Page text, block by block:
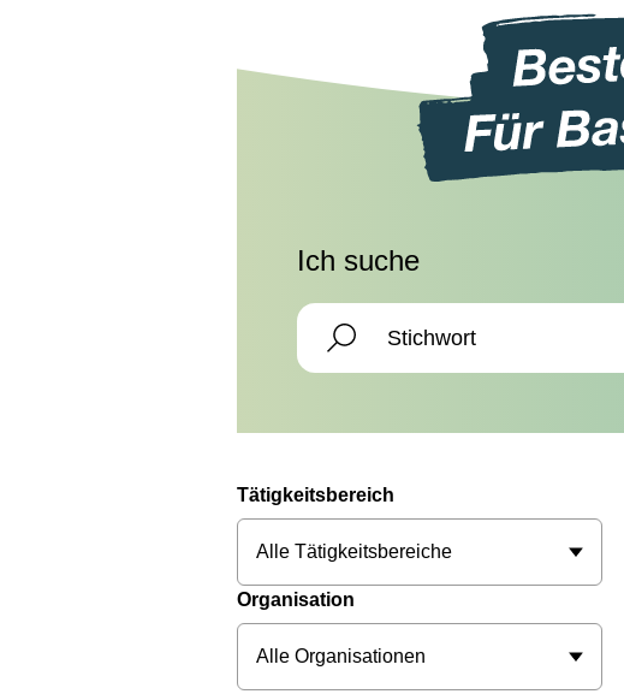
Ich suche
Tätigkeitsbereich
Alle Tätigkeitsbereiche
Organisation
Alle Organisationen